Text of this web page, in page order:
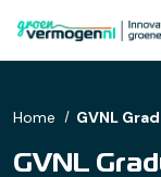
Home GVNL
GVNL